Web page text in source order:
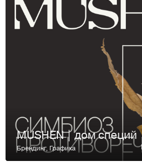
MUSHEN | дом специй
Брендинг, Графика